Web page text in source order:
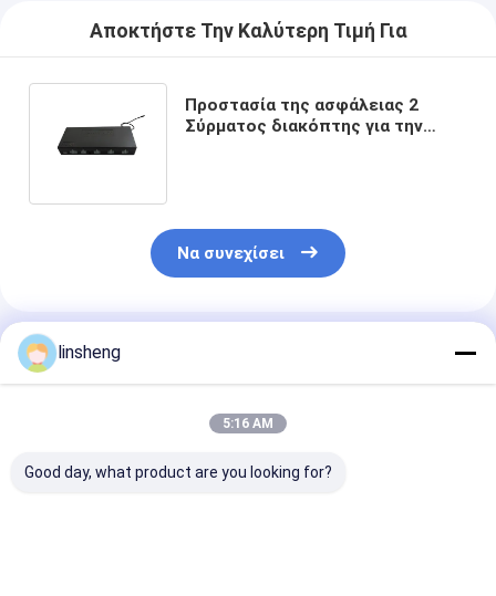
Αποκτήστε Την Καλύτερη Τιμή Για
Προστασία της ασφάλειας 2
Σύρματος διακόπτης για την
Να συνεχίσει
Συνιστώμενα Προϊόντα
linsheng
5:16 AM
Good day, what product are you looking for?